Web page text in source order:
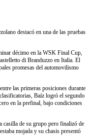
destacó en una de las pruebas
décimo en la WSK Final Cup,
di Branduzzo en Italia. El
promesas del automovilismo
las primeras posiciones durante
Baíz logró el segundo
en la prefinal, bajo condiciones
casilla de su grupo pero finalizó de
mojada y su chasis presentó